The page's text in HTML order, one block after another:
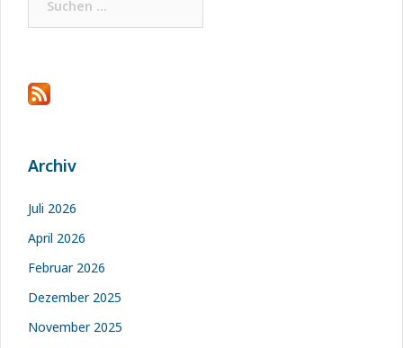
nach:
Archiv
Juli 2026
April 2026
Februar 2026
Dezember 2025
November 2025